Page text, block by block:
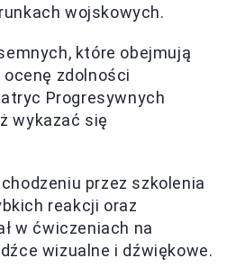
wojskowych.
które obejmują
zdolności
Progresywnych
wykazać się
przez szkolenia
reakcji oraz
w ćwiczeniach na
wizualne i dźwiękowe.